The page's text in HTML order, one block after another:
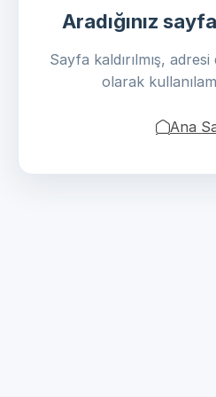
Aradığınız
Sayfa kaldırılmış,
olarak
Ana